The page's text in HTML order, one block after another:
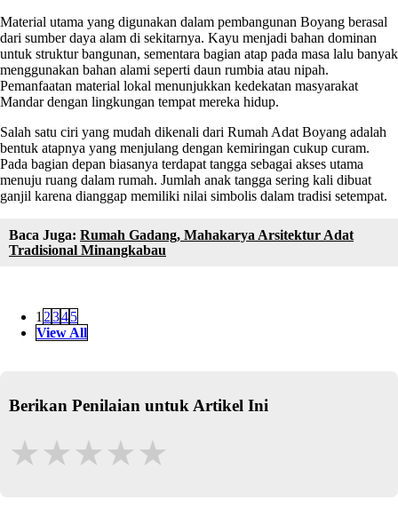
Material utama yang digunakan dalam pembangunan Boyang berasal
dari sumber daya alam di sekitarnya. Kayu menjadi bahan dominan
untuk struktur bangunan, sementara bagian atap pada masa lalu banyak
menggunakan bahan alami seperti daun rumbia atau nipah.
Pemanfaatan material lokal menunjukkan kedekatan masyarakat
Mandar dengan lingkungan tempat mereka hidup.
Salah satu ciri yang mudah dikenali dari Rumah Adat Boyang adalah
bentuk atapnya yang menjulang dengan kemiringan cukup curam.
Pada bagian depan biasanya terdapat tangga sebagai akses utama
menuju ruang dalam rumah. Jumlah anak tangga sering kali dibuat
ganjil karena dianggap memiliki nilai simbolis dalam tradisi setempat.
Baca Juga: Rumah Gadang, Mahakarya Arsitektur Adat
Tradisional Minangkabau
1 2345
View All
Berikan Penilaian untuk Artikel Ini
★★★★★